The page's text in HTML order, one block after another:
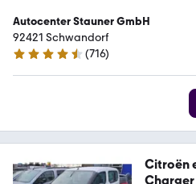
Autocenter Stauner GmbH
92421 Schwandorf
4.6 Sterne
(716)
Citroën
Charger